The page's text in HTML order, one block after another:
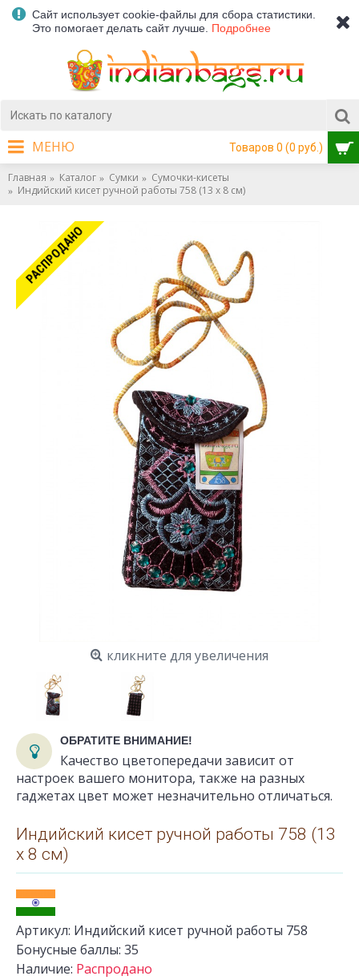
Сайт использует cookie-файлы для сбора статистики.
Это помогает делать сайт лучше. Подробнее
Товаров 0 (0 руб.)
МЕНЮ
Главная Каталог Сумки
Сумочки-кисеты
Индийский кисет ручной работы 758 (13 x 8 см)
РАСПРОДАНО
кликните для увеличения
ОБРАТИТЕ ВНИМАНИЕ!
Качество цветопередачи зависит от
настроек вашего монитора, также на разных
гаджетах цвет может незначительно отличаться.
Индийский кисет ручной работы 758 (13
x 8 см)
Артикул: Индийский кисет ручной работы 758
Бонусные баллы: 35
Наличие: Распродано